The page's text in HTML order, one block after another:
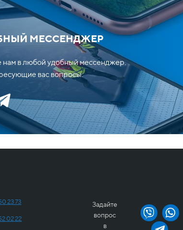
МЕССЕНДЖЕР
нам в любой удобный мессенджер.
вас вопросы.
23 73
02 22
Задайте
вопрос
в